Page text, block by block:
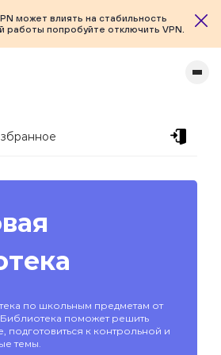
может влиять на стабильность
работы попробуйте отключить VPN.
по школьным предметам от
поможет решить
подготовиться к контрольной и
темы.